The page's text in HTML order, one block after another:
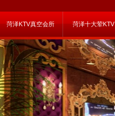
菏泽KTV真空会所 菏泽十大荤KTV